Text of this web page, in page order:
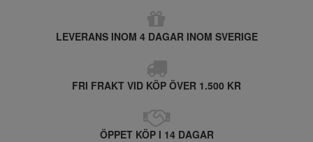
LEVERANS INOM 4 DAGAR INOM SVERIGE
FRI FRAKT VID KÖP ÖVER 1.500 KR
ÖPPET KÖP I 14 DAGAR